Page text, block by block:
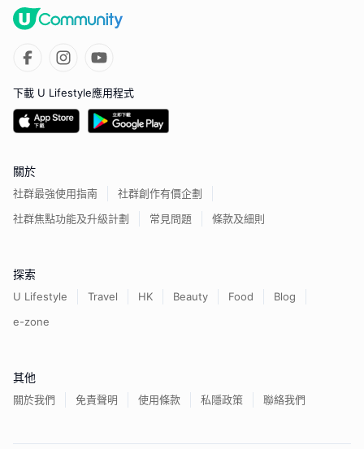
下載 U Lifestyle應用程式
關於
社群最強使用指南
社群創作有價企劃
社群焦點功能及升級計劃
常見問題 條款及細則
探索
U Lifestyle Travel HK Beauty Food
Blog
e-zone
其他
關於我們 免責聲明 使用條款 私隱政策 聯絡我們